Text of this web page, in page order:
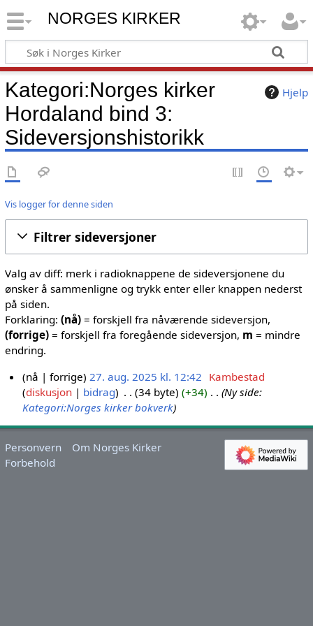
NORGES KIRKER
Hjelp
Kategori:Norges kirker
Hordaland bind 3:
Sideversjonshistorikk
Vis logger for denne siden
Filtrer sideversjoner
Valg av diff: merk i radioknappene de sideversjonene du
ønsker å sammenligne og trykk enter eller knappen nederst
på siden.
Forklaring: (nå)= forskjell fra nåværende sideversjon,
(forrige)= forskjell fra foregående sideversjon, m = mindre
endring.
.
a
u
nå forrige 27. aug. 2025 kl. 12:42 Kambestad
diskusjon
bidrag 34 byte +34
Ny side:
Kategori:Norges kirker bokverk
Personvern
Om Norges Kirker
Forbehold